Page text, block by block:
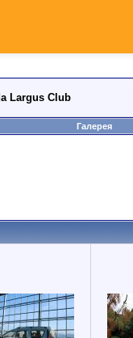
Largus Club
Галерея